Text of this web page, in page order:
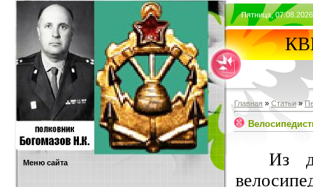
Меню сайта
Пятница,
Главная » Статьи »
Из